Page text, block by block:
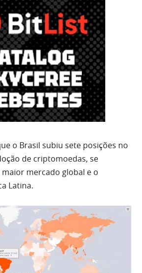
o Brasil subiu sete posições no
de criptomoedas, se
mercado global e o
Latina.